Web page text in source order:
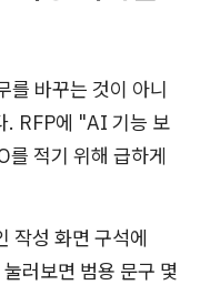
를 바꾸는 것이 아니
. RFP에 "AI 기능 보
를 적기 위해 급하게
작성 화면 구석에
러보면 범용 문구 몇